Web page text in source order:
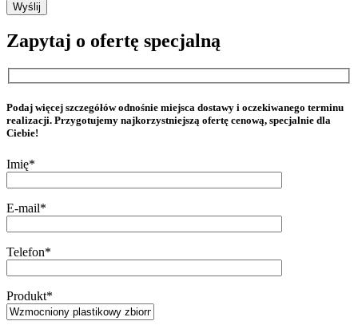
Zapytaj o ofertę specjalną
Podaj więcej szczegółów odnośnie miejsca dostawy i oczekiwanego terminu
realizacji. Przygotujemy najkorzystniejszą ofertę cenową, specjalnie dla
Ciebie!
Imię*
E-mail*
Telefon*
Produkt*